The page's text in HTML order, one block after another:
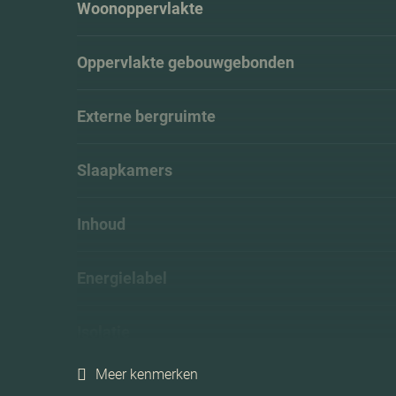
Woonoppervlakte
Oppervlakte gebouwgebonden
Externe bergruimte
Slaapkamers
Inhoud
Energielabel
Meer kenmerken